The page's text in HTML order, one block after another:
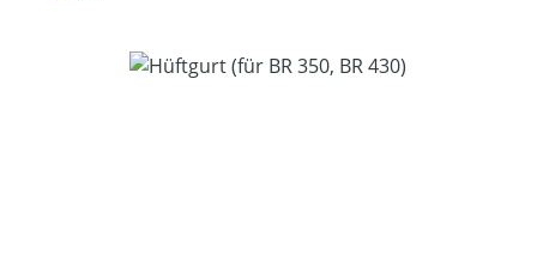
Bildergalerie überspringen